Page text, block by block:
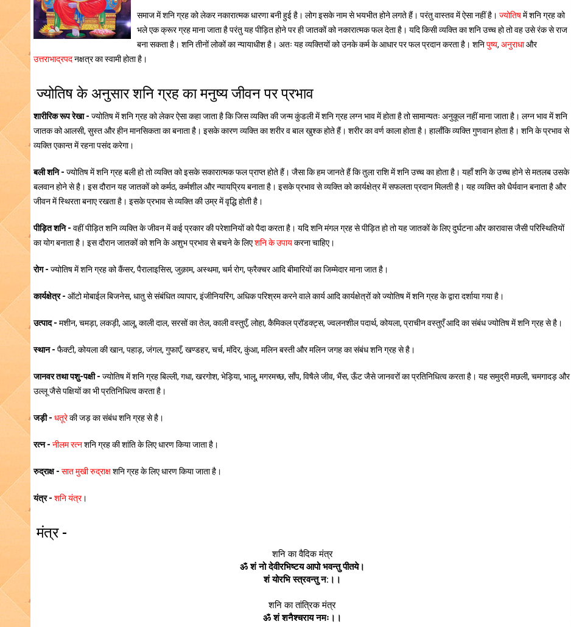
समाज में शनि ग्रह को लेकर नकारात्मक धारणा बनी हुई है। लोग इसके नाम से भयभीत होने लगते हैं। परंतु वास्तव में ऐसा नहीं है। ज्योतिषमें शनि ग्रह को
भले एक क्रूर ग्रह माना जाता है परंतु यह पीड़ित होने पर ही जातकों को नकारात्मक फल देता है। यदि किसी व्यक्ति का शनि उच्च हो तो वह उसे रंक से राज
बना सकता है। शनि तीनों लोकों का न्यायाधीश है। अतः यह व्यक्तियों को उनके कर्म के आधार पर फल प्रदान करता है। शनिपुष्य, अनुराधाऔर
उत्तराभाद्रपदनक्षत्र का स्वामी होता है।
ज्योतिष के अनुसार शनि ग्रह का मनुष्य जीवन पर प्रभाव
शारीरिक रूप रेखा - ज्योतिष में शनि ग्रह को लेकर ऐसा कहा जाता है कि जिस व्यक्ति की जन्म कुंडली में शनि ग्रह लग्न भाव में होता है तो सामान्यतः अनुकूल नहीं माना जाता है। लग्न भाव में शनि
जातक को आलसी, सुस्त और हीन मानसिकता का बनाता है। इसके कारण व्यक्ति का शरीर व बाल खुश्क होते हैं। शरीर का वर्ण काला होता है। हालाँकि व्यक्ति गुणवान होता है। शनि के प्रभाव से
व्यक्ति एकान्त में रहना पसंद करेगा।
बली शनि - ज्योतिष में शनि ग्रह बली हो तो व्यक्ति को इसके सकारात्मक फल प्राप्त होते हैं। जैसा कि हम जानते हैं कि तुला राशि में शनि उच्च का होता है। यहाँ शनि के उच्च होने से मतलब उसके
बलवान होने से है। इस दौरान यह जातकों को कर्मठ, कर्मशील और न्यायप्रिय बनाता है। इसके प्रभाव से व्यक्ति को कार्यक्षेत्र में सफलता प्रदान मिलती है। यह व्यक्ति को धैर्यवान बनाता है और
जीवन में स्थिरता बनाए रखता है। इसके प्रभाव से व्यक्ति की उम्र में वृद्धि होती है।
पीड़ित शनि - वहीं पीड़ित शनि व्यक्ति के जीवन में कई प्रकार की परेशानियों को पैदा करता है। यदि शनि मंगल ग्रह से पीड़ित हो तो यह जातकों के लिए दुर्घटना और कारावास जैसी परिस्थितियों
का योग बनाता है। इस दौरान जातकों को शनि के अशुभ प्रभाव से बचने के लिएशनि के उपायकरना चाहिए।
रोग - ज्योतिष में शनि ग्रह को कैंसर, पैरालाइसिस, जुक़ाम, अस्थमा, चर्म रोग, फ्रैक्चर आदि बीमारियों का जिम्मेदार माना जात है।
कार्यक्षेत्र - ऑटो मोबाईल बिजनेस, धातु से संबंधित व्यापार, इंजीनियरिंग, अधिक परिश्रम करने वाले कार्य आदि कार्यक्षेत्रों को ज्योतिष में शनि ग्रह के द्वारा दर्शाया गया है।
उत्पाद - मशीन, चमड़ा, लकड़ी, आलू, काली दाल, सरसों का तेल, काली वस्तुएँ, लोहा, कैमिकल प्रॉडक्ट्स, ज्वलनशील पदार्थ, कोयला, प्राचीन वस्तुएँ आदि का संबंध ज्योतिष में शनि ग्रह से है।
स्थान - फैक्टी, कोयला की खान, पहाड़, जंगल, गुफाएँ, खण्डहर, चर्च, मंदिर, कुंआ, मलिन बस्ती और मलिन जगह का संबंध शनि ग्रह से है।
जानवर तथा पशु-पक्षी - ज्योतिष में शनि ग्रह बिल्ली, गधा, खरगोश, भेड़िया, भालू, मगरमच्छ, साँप, विषैले जीव, भैंस, ऊँट जैसे जानवरों का प्रतिनिधित्व करता है। यह समुद्री मछली, चमगादड़ और
उल्लू जैसे पक्षियों का भी प्रतिनिधित्व करता है।
जड़ी - धतूरेकी जड़ का संबंध शनि ग्रह से है।
रत्न - नीलम रत्नशनि ग्रह की शांति के लिए धारण किया जाता है।
रुद्राक्ष - सात मुखी रुद्राक्षशनि ग्रह के लिए धारण किया जाता है।
यंत्र - शनि यंत्र।
मंत्र -
शनि का वैदिक मंत्र
ॐ शं नो देवीरभिष्टय आपो भवन्तु पीतये।
शं योरभि स्त्रवन्तु न:।।
शनि का तांत्रिक मंत्र
ॐ शं शनैश्चराय नमः।।